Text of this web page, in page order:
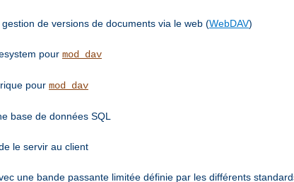
de versions de documents via le web (WebDAV)
pour mod_dav
pour mod_dav
base de données SQL
le servir au client
une bande passante limitée définie par les différents